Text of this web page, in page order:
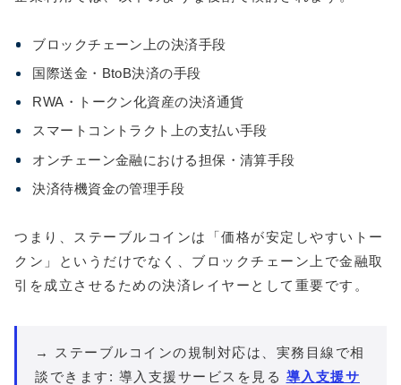
ブロックチェーン上の決済手段
国際送金・BtoB決済の手段
RWA・トークン化資産の決済通貨
スマートコントラクト上の支払い手段
オンチェーン金融における担保・清算手段
決済待機資金の管理手段
つまり、ステーブルコインは「価格が安定しやすいトー
クン」というだけでなく、ブロックチェーン上で金融取
引を成立させるための決済レイヤーとして重要です。
→ ステーブルコインの規制対応は、実務目線で相
談できます: 導入支援サービスを見る 導入支援サ